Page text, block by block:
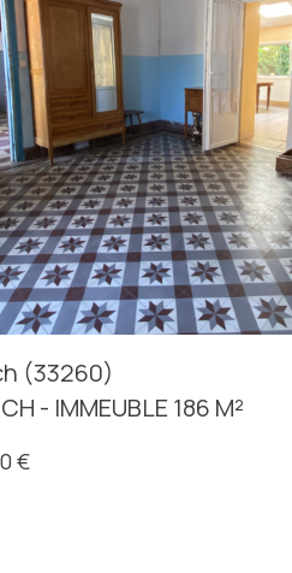
voir le
bien
(33260)
- IMMEUBLE 186 M²
€